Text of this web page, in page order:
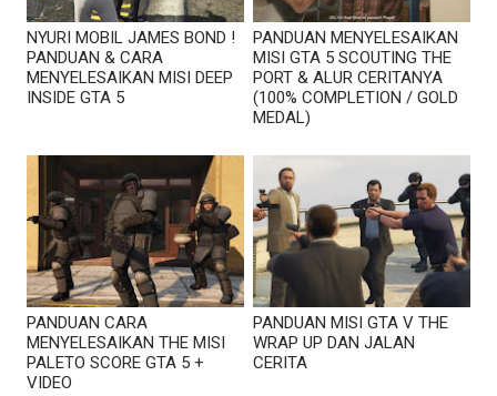
NYURI MOBIL JAMES BOND !
PANDUAN & CARA
MENYELESAIKAN MISI DEEP
INSIDE GTA 5
PANDUAN MENYELESAIKAN
MISI GTA 5 SCOUTING THE
PORT & ALUR CERITANYA
(100% COMPLETION / GOLD
MEDAL)
PANDUAN CARA
MENYELESAIKAN THE MISI
PALETO SCORE GTA 5 +
VIDEO
PANDUAN MISI GTA V THE
WRAP UP DAN JALAN
CERITA